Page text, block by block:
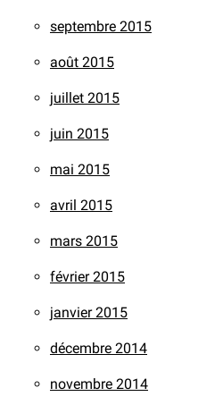
septembre 2015
août 2015
juillet 2015
juin 2015
mai 2015
avril 2015
mars 2015
février 2015
janvier 2015
décembre 2014
novembre 2014